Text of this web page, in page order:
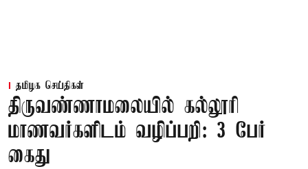
தமிழக செய்திகள்
திருவண்ணாமலையில் கல்லூரி
மாணவர்களிடம் வழிப்பறி: 3 பேர்
கைது